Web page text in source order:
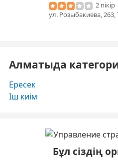
2 пікір
ул. Розыбакиева, 263,
Алматыда
Ересек
Іш киім
Бұл сіздің